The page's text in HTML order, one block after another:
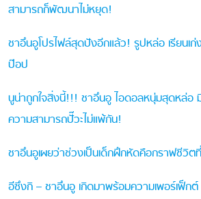
สามารถก็พัฒนาไม่หยุด!
ชาอึนอูโปรไฟล์สุดปังอีกแล้ว! รูปหล่อ เรียนเ
ป๊อป
นูน่าถูกใจสิ่งนี้!!! ชาอึนอู ไอดอลหนุ่มสุดหล่อ
ความสามารถปั๊วะไม่แพ้กัน!
ชาอึนอูเผยว่าช่วงเป็นเด็กฝึกหัดคือกราฟชีวิ
อีซึงกิ – ชาอึนอู เกิดมาพร้อมความเพอร์เฟ็ก